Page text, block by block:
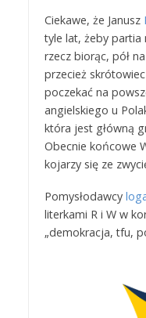
Ciekawe, że Janusz
tyle lat, żeby partia
rzecz biorąc, pół
przecież skrótowiec
poczekać na
angielskiego u
która jest główną
Obecnie końcowe
kojarzy się ze
Pomysłodawcy
literkami R i W w
„demokracja, tfu,